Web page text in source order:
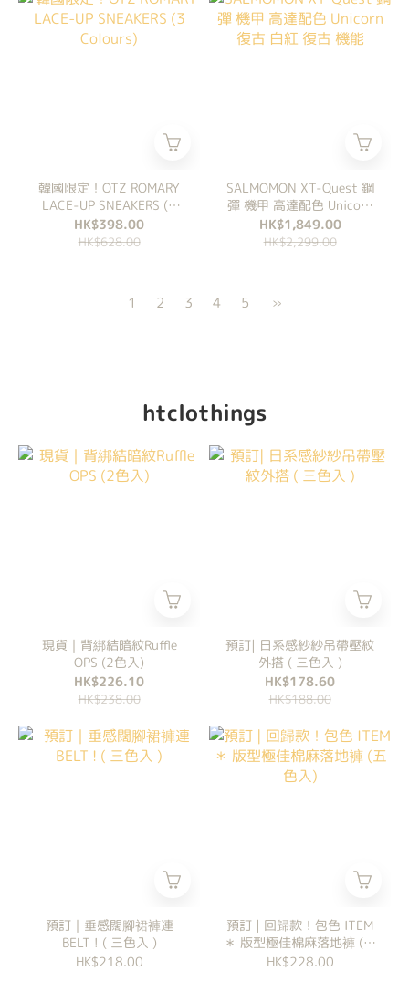
韓國限定！OTZ ROMARY
LACE-UP SNEAKERS (3
Colours)
HK$398.00
HK$628.00
SALMOMON XT-Quest 鋼
彈 機甲 高達配色 Unicorn
復古 白紅 復古 機能
HK$1,849.00
HK$2,299.00
1 2 3 4 5 »
htclothings
現貨｜背綁結暗紋Ruffle
OPS (2色入)
HK$226.10
HK$238.00
預訂| 日系感紗紗吊帶壓紋
外搭 ( 三色入 )
HK$178.60
HK$188.00
預訂｜垂感闊腳裙褲連
BELT ! ( 三色入 )
HK$218.00
預訂 | 回歸款！包色 ITEM
＊ 版型極佳棉麻落地褲 (五
色入)
HK$228.00